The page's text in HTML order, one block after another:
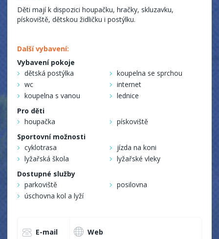
Děti mají k dispozici houpačku, hračky, skluzavku,
pískoviště, dětskou židličku i postýlku.
Další vybavení:
Vybavení pokoje
dětská postýlka
koupelna se sprchou
wc
internet
koupelna s vanou
lednice
Pro děti
houpačka
pískoviště
Sportovní možnosti
cyklotrasa
jízda na koni
lyžařská škola
lyžařské vleky
Dostupné služby
parkoviště
posilovna
úschovna kol a lyží
E-mail Web